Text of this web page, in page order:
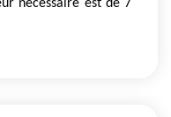
nécessaire est de 7